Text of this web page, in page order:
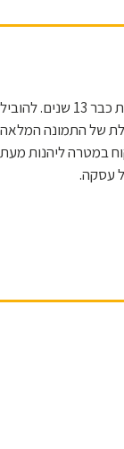
וידר משכנתאות הוקמה ע"י
של התמונה
במטרה ליהנות
עסקה.